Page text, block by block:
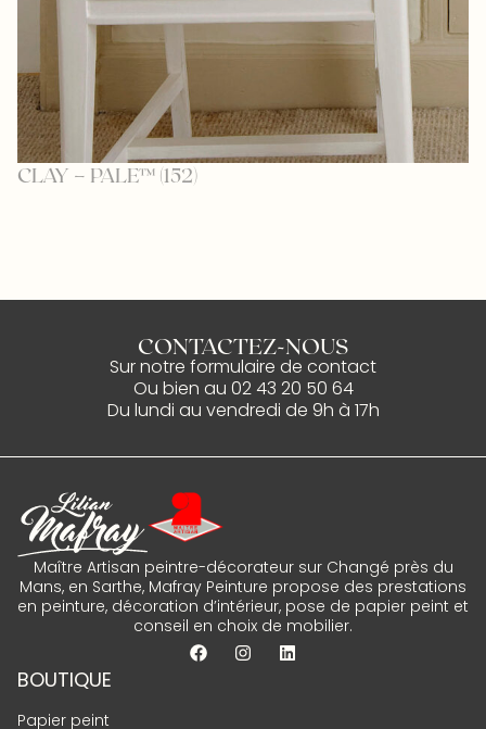
CLAY – PALE™ (152)
CONTACTEZ-NOUS
Sur notre formulaire de contact
Ou bien au 02 43 20 50 64
Du lundi au vendredi de 9h à 17h
Maître Artisan peintre-décorateur sur Changé près du
Mans, en Sarthe, Mafray Peinture propose des prestations
en peinture, décoration d’intérieur, pose de papier peint et
conseil en choix de mobilier.
BOUTIQUE
Papier peint